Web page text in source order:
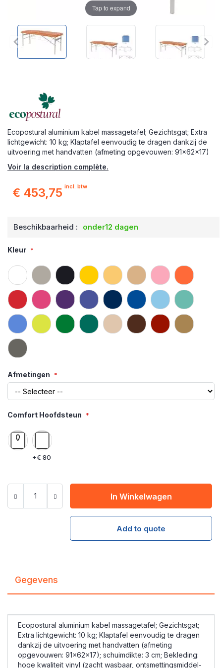
Ecopostural aluminium kabel massagetafel; Gezichtsgat; Extra
lichtgewicht: 10 kg; Klaptafel eenvoudig te dragen dankzij de
uitvoering met handvatten (afmeting opgevouwen: 91x62x17)
Voir la description complète.
€ 453,75 incl. btw
Beschikbaarheid : onder12 dagen
Kleur
Afmetingen
Comfort Hoofdsteun
+€ 80
In Winkelwagen
Add to quote
Tap to expand
Gegevens
Ecopostural aluminium kabel massagetafel; Gezichtsgat;
Extra lichtgewicht: 10 kg; Klaptafel eenvoudig te dragen
dankzij de uitvoering met handvatten (afmeting
opgevouwen: 91x62x17); schuimdikte: 3 cm; Bekleding:
hoge kwaliteit vinyl (zacht wasbaar, ontsmettingsmiddel-